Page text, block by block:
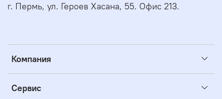
Компания
Сервис
г. Пермь, ул. Героев Хасана, 55. Офис 213.